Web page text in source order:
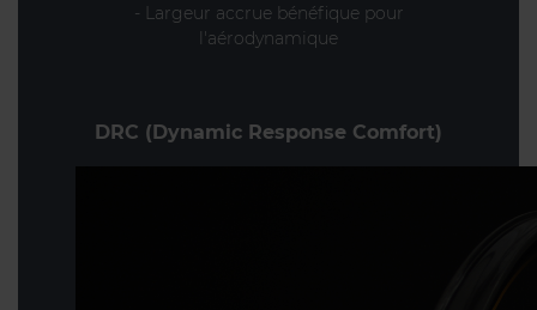
- Largeur accrue bénéfique pour
l'aérodynamique
DRC (Dynamic Response Comfort)